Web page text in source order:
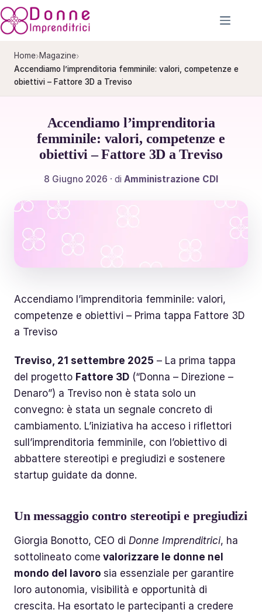
Salta
al
Home›Magazine›
Accendiamo l’imprenditoria femminile: valori, competenze e
obiettivi – Fattore 3D a Treviso
Accendiamo l’imprenditoria
femminile: valori, competenze e
obiettivi – Fattore 3D a Treviso
8 Giugno 2026 · di Amministrazione CDI
Accendiamo l’imprenditoria femminile: valori,
competenze e obiettivi – Prima tappa Fattore 3D
a Treviso
Treviso, 21 settembre 2025 – La prima tappa
del progetto Fattore 3D (“Donna – Direzione –
Denaro”) a Treviso non è stata solo un
convegno: è stata un segnale concreto di
cambiamento. L’iniziativa ha acceso i riflettori
sull’imprenditoria femminile, con l’obiettivo di
abbattere stereotipi e pregiudizi e sostenere
startup guidate da donne.
Un messaggio contro stereotipi e pregiudizi
Giorgia Bonotto, CEO di Donne Imprenditrici, ha
sottolineato come valorizzare le donne nel
mondo del lavoro sia essenziale per garantire
loro autonomia, visibilità e opportunità di
crescita. Ha esortato le partecipanti a credere